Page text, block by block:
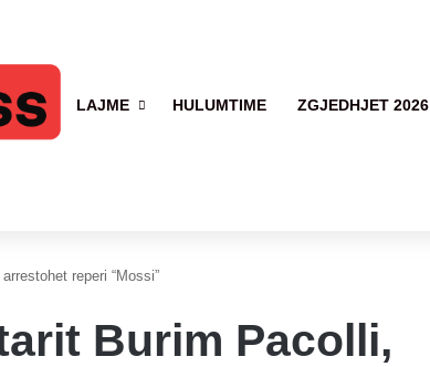
LAJME HULUMTIME ZGJEDHJET 2026
reperi “Mossi”
Burim Pacolli,